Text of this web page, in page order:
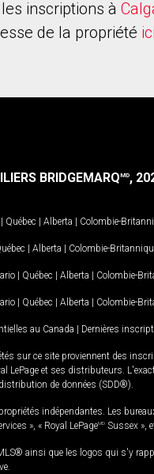
inscriptions à
de la propriété ici
BRIDGEMARQMD,
| Québec | Alberta | Colombie-
| Alberta | Colombie-
| Québec | Alberta | Colombie-
| Québec | Alberta | Colombie-
au Canada | Dernières
sur ce site proviennent des
LePage et ses distributeurs.
de données (SDD®).
indépendantes. Les
», « Royal LePageMD Sussex »,
ainsi que les logos qui s'y